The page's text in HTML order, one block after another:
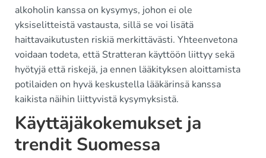
alkoholin kanssa on kysymys, johon ei ole
yksiselitteistä vastausta, sillä se voi lisätä
haittavaikutusten riskiä merkittävästi. Yhteenvetona
voidaan todeta, että Stratteran käyttöön liittyy sekä
hyötyjä että riskejä, ja ennen lääkityksen aloittamista
potilaiden on hyvä keskustella lääkärinsä kanssa
kaikista näihin liittyvistä kysymyksistä.
Käyttäjäkokemukset ja
trendit Suomessa